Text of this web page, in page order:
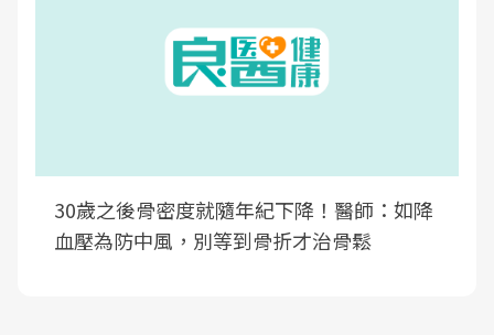
30歲之後骨密度就隨年紀下降！醫師：如降
血壓為防中風，別等到骨折才治骨鬆